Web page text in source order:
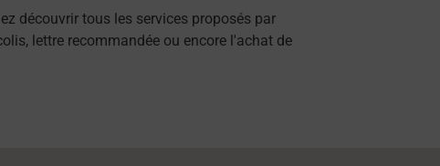
découvrir tous les services proposés par
lettre recommandée ou encore l'achat de